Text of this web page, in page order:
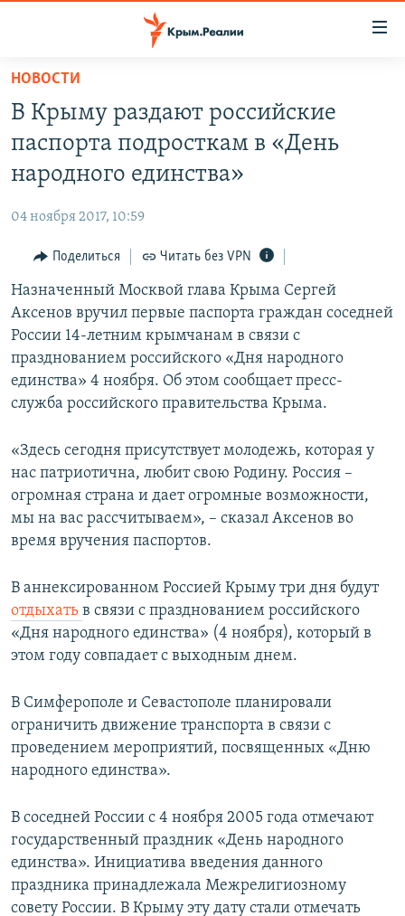
Вернуться
основному
содержанию
главной
навигации
Вернутся
поиску
СПЕЦПРОЕКТЫ
11 ЛЕТ ОККУПАЦИИ КРЫМА. 11 ИСТОРИЙ СОПРОТИВЛЕНИЯ
ЕЩЕ
ИНТЕРАКТИВ
ИНФОГРАФИКА
ТЕЛЕПРОЕКТ КРЫМ.РЕАЛИИ
СОВЕТЫ ПРАВОЗАЩИТНИКОВ
ПРОПАВШИЕ БЕЗ ВЕСТИ
КРЫМ.НЕПОКОРЕННЫЙ
УКРАИНСКАЯ ПРОБЛЕМА КРЫМА
РАДІО СВОБОДА
КАК ОБОЙТИ БЛОКИРОВКУ
Українською
Qırımtatar
Все сайты RFE/RL
НОВОСТИ
В Крыму раздают российские
паспорта подросткам в «День
народного единства»
04 ноября 2017, 10:59
Поделиться Читать без VPN
Назначенный Москвой глава Крыма Сергей
Аксенов вручил первые паспорта граждан соседней
России 14-летним крымчанам в связи с
празднованием российского «Дня народного
единства» 4 ноября. Об этом сообщает пресс-
служба российского правительства Крыма.
«Здесь сегодня присутствует молодежь, которая у
нас патриотична, любит свою Родину. Россия –
огромная страна и дает огромные возможности,
мы на вас рассчитываем», – сказал Аксенов во
время вручения паспортов.
В аннексированном Россией Крыму три дня будут
отдыхать в связи с празднованием российского
«Дня народного единства» (4 ноября), который в
этом году совпадает с выходным днем.
В Симферополе и Севастополе планировали
ограничить движение транспорта в связи с
проведением мероприятий, посвященных «Дню
народного единства».
В соседней России с 4 ноября 2005 года отмечают
государственный праздник «День народного
единства». Инициатива введения данного
праздника принадлежала Межрелигиозному
совету России. В Крыму эту дату стали отмечать